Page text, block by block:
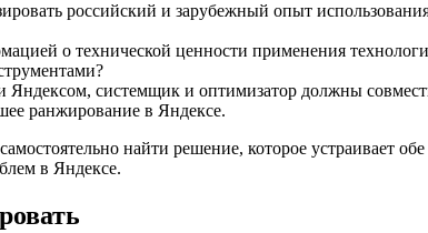
российский и зарубежный опыт
о технической ценности применения
системщик и оптимизатор должны
ранжирование в Яндексе.
найти решение, которое устраивает
в Яндексе.